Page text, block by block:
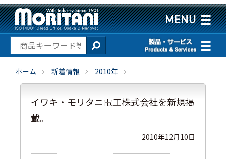
ホーム 新着情報 2010年
イワキ・モリタニ電工株式会社を新規掲
載。
2010年12月10日